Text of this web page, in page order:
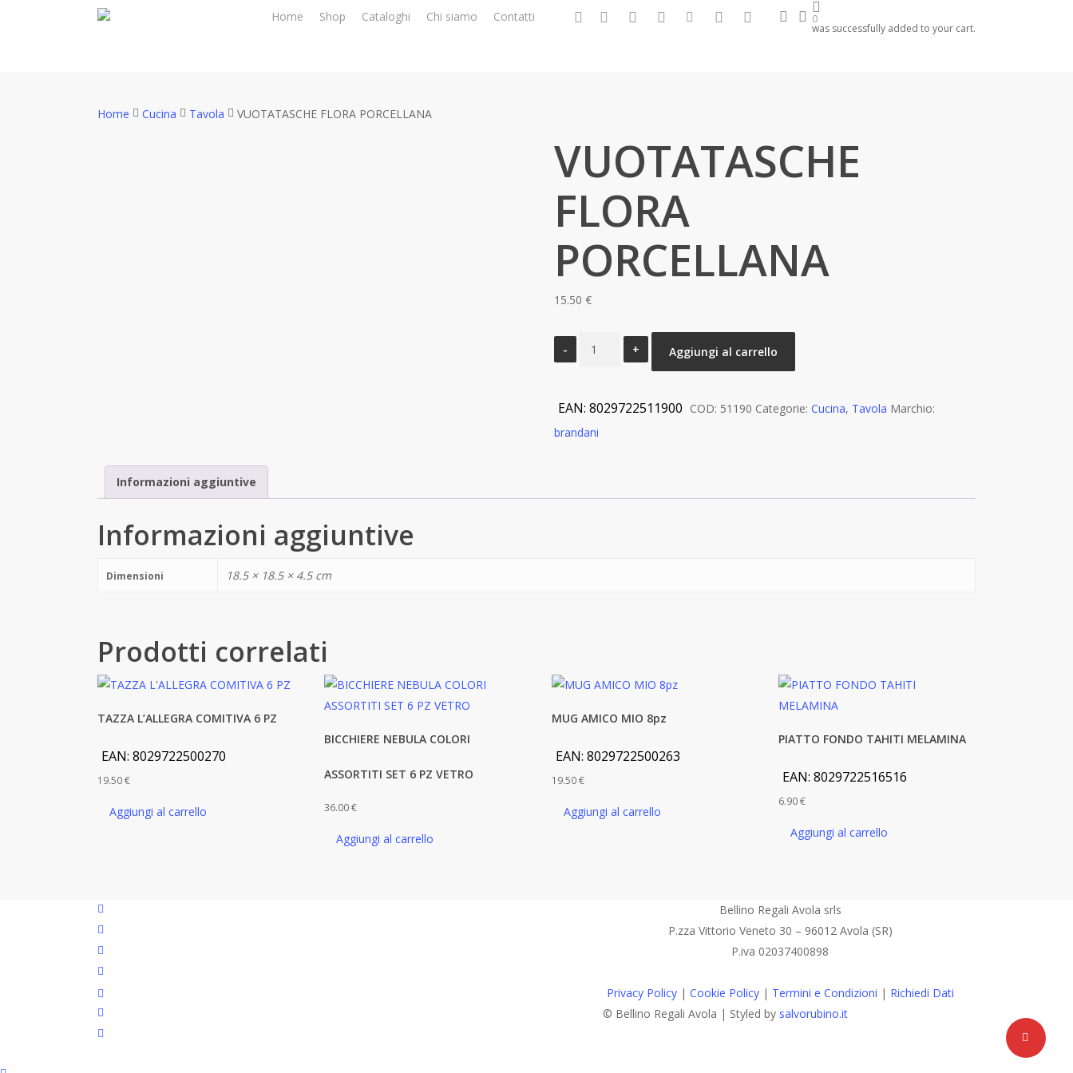
Home Shop Cataloghi Chi siamo Contatti facebookgoogle- instagramwhatsapp
tiktok phone email searchaccount
0
was successfully added to your cart.
Home Cucina Tavola VUOTATASCHE FLORA PORCELLANA
VUOTATASCHE
FLORA
PORCELLANA
15.50 €
VUOTATASCHE
quantità
Aggiungi al carrello
EAN: 8029722511900 COD: 51190 Categorie: Cucina, Tavola Marchio:
brandani
Informazioni aggiuntive
Informazioni aggiuntive
Dimensioni 18.5 × 18.5 × 4.5 cm
Prodotti correlati
Aggiungi al carrello
TAZZA L’ALLEGRA COMITIVA 6 PZ
EAN: 8029722500270
19.50€
Aggiungi al carrello
BICCHIERE NEBULA COLORI
ASSORTITI SET 6 PZ VETRO
36.00€ Aggiungi al carrello
MUG AMICO MIO 8pz
EAN: 8029722500263
19.50€
Aggiungi al carrello
PIATTO FONDO TAHITI MELAMINA
EAN:8029722516516
6.90€
facebook
google-
plus
instagram
whatsapp
tiktok
phone
email
Bellino Regali Avola srls
P.zza Vittorio Veneto 30 – 96012 Avola (SR)
P.iva 02037400898
Privacy Policy| Cookie Policy| Termini e Condizioni | Richiedi Dati
© Bellino Regali Avola | Styled by salvorubino.it